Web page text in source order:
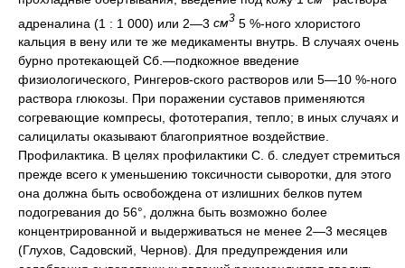
адреналина (1 : 1 000) или 2—3 см3 5 %-ного хлористого
кальция в вену или те же медикаменты внутрь. В случаях очень
бурно протекающей Сб.—подкожное введение
физиологического, Рингеров-ского растворов или 5—10 %-ного
раствора глюкозы. При поражении суставов применяются
согревающие компресы, фототерапия, тепло; в иных случаях и
салицилаты оказывают благоприятное воздействие.
Профилактика. В целях профилактики С. б. следует стремиться
прежде всего к уменьшению токсичности сыворотки, для этого
она должна быть освобождена от излишних белков путем
подогревания до 56°, должна быть возможно более
концентрированной и выдерживаться не менее 2—3 месяцев
(Глухов, Садовский, Чернов). Для предупреждения или